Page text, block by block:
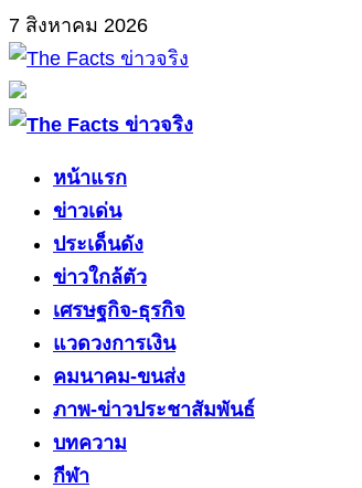
Skip
to
content
7 สิงหาคม 2026
Primary
หน้าแรก
ข่าวเด่น
ประเด็นดัง
ข่าวใกล้ตัว
เศรษฐกิจ-ธุรกิจ
แวดวงการเงิน
คมนาคม-ขนส่ง
ภาพ-ข่าวประชาสัมพันธ์
บทความ
กีฬา